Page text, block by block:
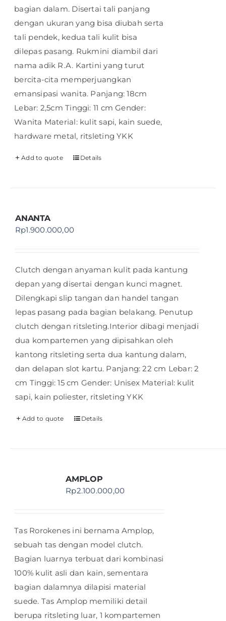
bagian dalam. Disertai tali panjang
dengan ukuran yang bisa diubah serta
tali pendek, kedua tali kulit bisa
dilepas pasang. Rukmini diambil dari
nama adik R.A. Kartini yang turut
bercita-cita memperjuangkan
emansipasi wanita. Panjang: 18cm
Lebar: 2,5cm Tinggi: 11 cm Gender:
Wanita Material: kulit sapi, kain suede,
hardware metal, ritsleting YKK
Add to quote Details
ANANTA
Rp1.900.000,00
Clutch dengan anyaman kulit pada kantung
depan yang disertai dengan kunci magnet.
Dilengkapi slip tangan dan handel tangan
lepas pasang pada bagian belakang. Penutup
clutch dengan ritsleting.Interior dibagi menjadi
dua kompartemen yang dipisahkan oleh
kantong ritsleting serta dua kantung dalam,
dan delapan slot kartu. Panjang: 22 cm Lebar: 2
cm Tinggi: 15 cm Gender: Unisex Material: kulit
sapi, kain poliester, ritsleting YKK
Add to quote Details
AMPLOP
Rp2.100.000,00
Tas Rorokenes ini bernama Amplop,
sebuah tas dengan model clutch.
Bagian luarnya terbuat dari kombinasi
100% kulit asli dan kain, sementara
bagian dalamnya dilapisi material
suede. Tas Amplop memiliki detail
berupa ritsleting luar, 1 kompartemen